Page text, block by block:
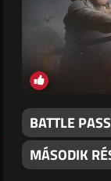
BATTLE
MÁSODIK